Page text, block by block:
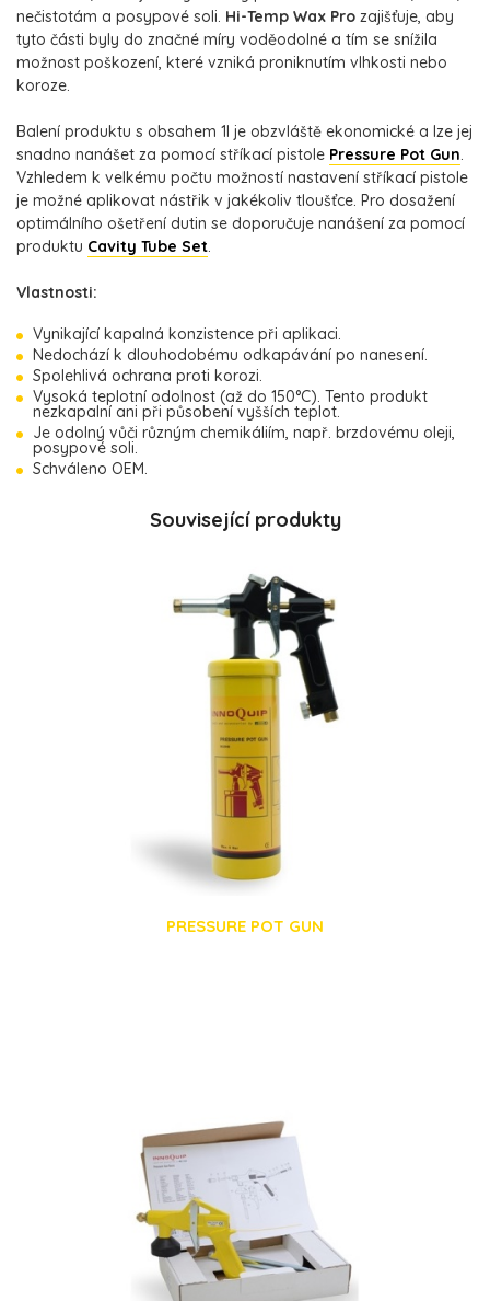
nečistotám a posypové soli. Hi-Temp Wax Pro zajišťuje, aby
tyto části byly do značné míry voděodolné a tím se snížila
možnost poškození, které vzniká proniknutím vlhkosti nebo
koroze.
Balení produktu s obsahem 1l je obzvláště ekonomické a lze jej
snadno nanášet za pomocí stříkací pistole Pressure Pot Gun.
Vzhledem k velkému počtu možností nastavení stříkací pistole
je možné aplikovat nástřik v jakékoliv tloušťce. Pro dosažení
optimálního ošetření dutin se doporučuje nanášení za pomocí
produktu Cavity Tube Set.
Vlastnosti:
Vynikající kapalná konzistence při aplikaci.
Nedochází k dlouhodobému odkapávání po nanesení.
Spolehlivá ochrana proti korozi.
Vysoká teplotní odolnost (až do 150°C). Tento produkt
nezkapalní ani při působení vyšších teplot.
Je odolný vůči různým chemikáliím, např. brzdovému oleji,
posypové soli.
Schváleno OEM.
Související produkty
PRESSURE POT GUN